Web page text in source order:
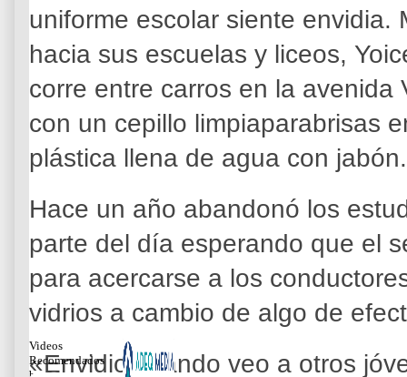
uniforme escolar siente envidia.
hacia sus escuelas y liceos,
corre entre carros en la avenida
con un cepillo limpiaparabrisas
plástica llena de agua con jabón.
Hace un año abandonó los
parte del día esperando que el
para acercarse a los
vidrios a cambio de algo de
Videos
Recomendados
«Envidio cuando veo a otros